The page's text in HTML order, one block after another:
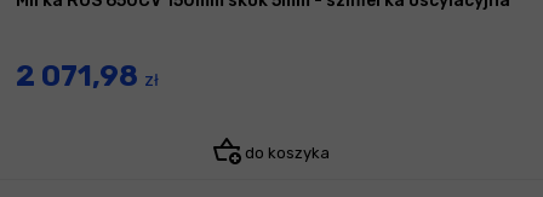
2 071,98 zł
do koszyka